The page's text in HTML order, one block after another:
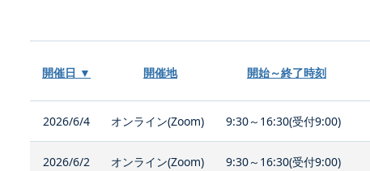
開催日 ▼ 開催地 開始～終了時刻
2026/6/4 オンライン(Zoom) 9:30～16:30(受付9:00)
2026/6/2 オンライン(Zoom) 9:30～16:30(受付9:00)